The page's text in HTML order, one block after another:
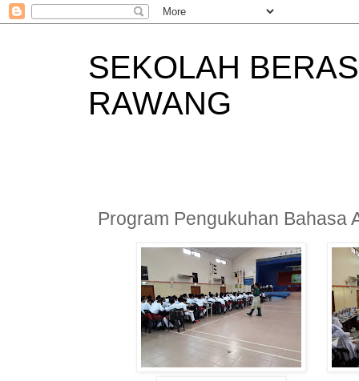
SEKOLAH
RAWANG
Program Pengukuhan Bahasa